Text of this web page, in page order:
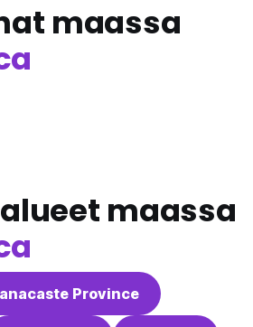
maassa
maassa
Province